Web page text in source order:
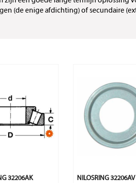
(de enige afdichting) of secundaire
32206AK NILOSRING 32206AV